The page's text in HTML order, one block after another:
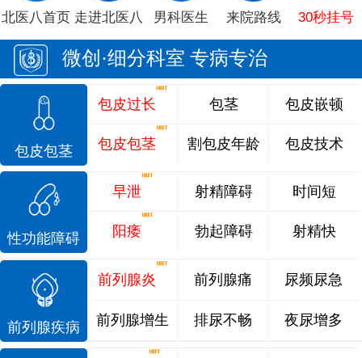
北医八首页 走进北医八 男科医生 来院路线 30秒挂号
微创·细分科室 专病专治
包皮包茎
包皮过长
包皮包茎
包茎
割包皮年龄
包皮嵌顿
包皮技术
性功能障碍
早泄
阳痿
射精障碍
勃起障碍
时间短
射精快
前列腺疾病
前列腺炎 前列腺痛 尿频尿急
前列腺增生 排尿不畅 夜尿增多